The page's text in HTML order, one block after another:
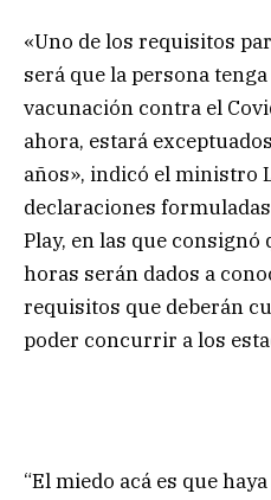
«Uno de los requisitos
será que la persona
vacunación contra el
ahora, estará
años», indicó el ministro
declaraciones
Play, en las que
horas serán dados a
requisitos que deberán
poder concurrir a los
“El miedo acá es que